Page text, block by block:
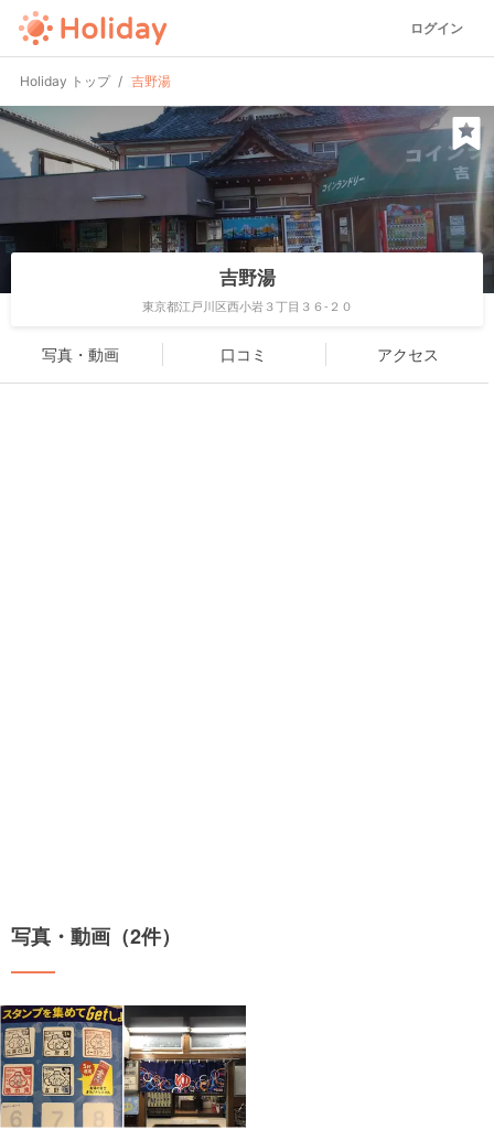
ログイン
Holiday トップ 吉野湯
吉野湯
東京都江戸川区西小岩３丁目３６-２０
写真・動画 口コミ アクセス
写真・動画（2件）